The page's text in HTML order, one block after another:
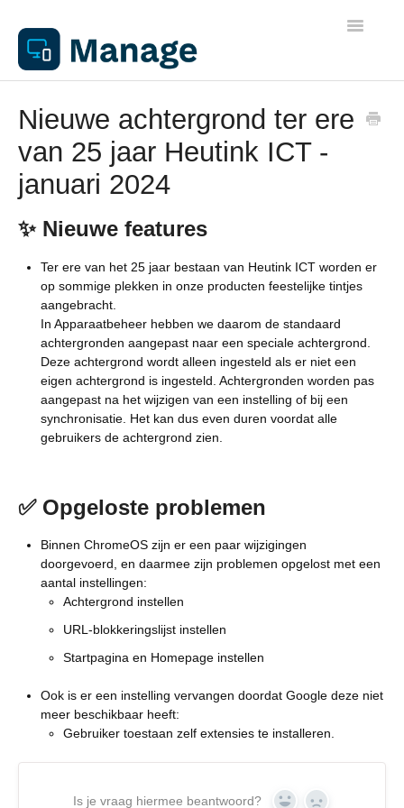
Toggle
Algemene informatie
Werkplekken
Printen
Nieuwe achtergrond ter ere
van 25 jaar Heutink ICT -
januari 2024
✨ Nieuwe features
Ter ere van het 25 jaar bestaan van Heutink ICT worden er
op sommige plekken in onze producten feestelijke tintjes
aangebracht.
In Apparaatbeheer hebben we daarom de standaard
achtergronden aangepast naar een speciale achtergrond.
Deze achtergrond wordt alleen ingesteld als er niet een
eigen achtergrond is ingesteld. Achtergronden worden pas
aangepast na het wijzigen van een instelling of bij een
synchronisatie. Het kan dus even duren voordat alle
gebruikers de achtergrond zien.
✅ Opgeloste problemen
Binnen ChromeOS zijn er een paar wijzigingen
doorgevoerd, en daarmee zijn problemen opgelost met een
aantal instellingen:
Achtergrond instellen
URL-blokkeringslijst instellen
Startpagina en Homepage instellen
Ook is er een instelling vervangen doordat Google deze niet
meer beschikbaar heeft:
Gebruiker toestaan zelf extensies te installeren.
Is je vraag hiermee beantwoord?